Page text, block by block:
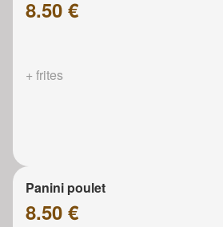
8.50 €
+ frites
Panini poulet
8.50 €